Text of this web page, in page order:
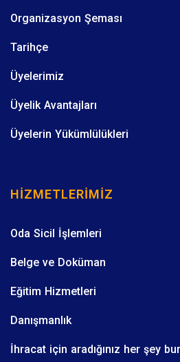
Organizasyon Şeması
Tarihçe
Üyelerimiz
Üyelik Avantajları
Üyelerin Yükümlülükleri
HIZMETLERIMIZ
Oda Sicil İşlemleri
Belge ve Doküman
Eğitim Hizmetleri
Danışmanlık
İhracat için aradığınız her şey